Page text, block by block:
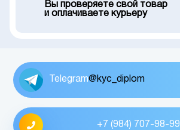
Вы проверяете свой товар
и оплачиваете курьеру
Telegram@kyc_diplom
+7 (984) 707-98-99